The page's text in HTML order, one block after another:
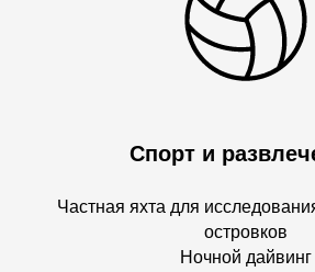
Спорт и
Частная яхта для
островков
Ночной дайвинг